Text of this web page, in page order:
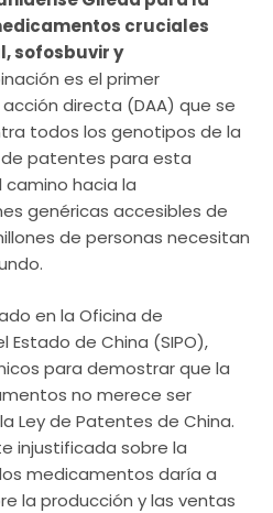
cruciales
sofosbuvir y
es el primer
directa (DAA) que se
todos los genotipos de la
patentes para esta
hacia la
genéricas accesibles de
de personas necesitan
en la Oficina de
de China (SIPO),
para demostrar que la
no merece ser
Ley de Patentes de China.
injustificada sobre la
medicamentos daría a
la producción y las ventas